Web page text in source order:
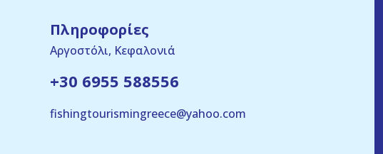
Πληροφορίες
Αργοστόλι, Κεφαλονιά
+30 6955 588556
fishingtourismingreece@yahoo.com